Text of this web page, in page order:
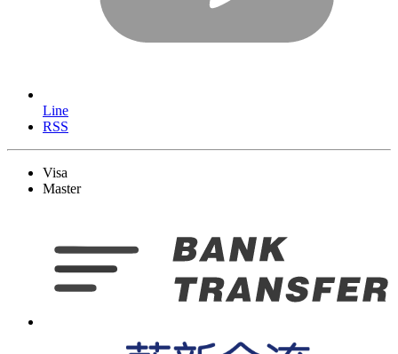
Line
RSS
Visa
Master